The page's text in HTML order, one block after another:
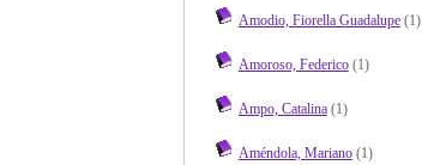
Amodio, Fiorella Guadalupe(1)
Amoroso, Federico(1)
Ampo, Catalina(1)
Améndola, Mariano(1)